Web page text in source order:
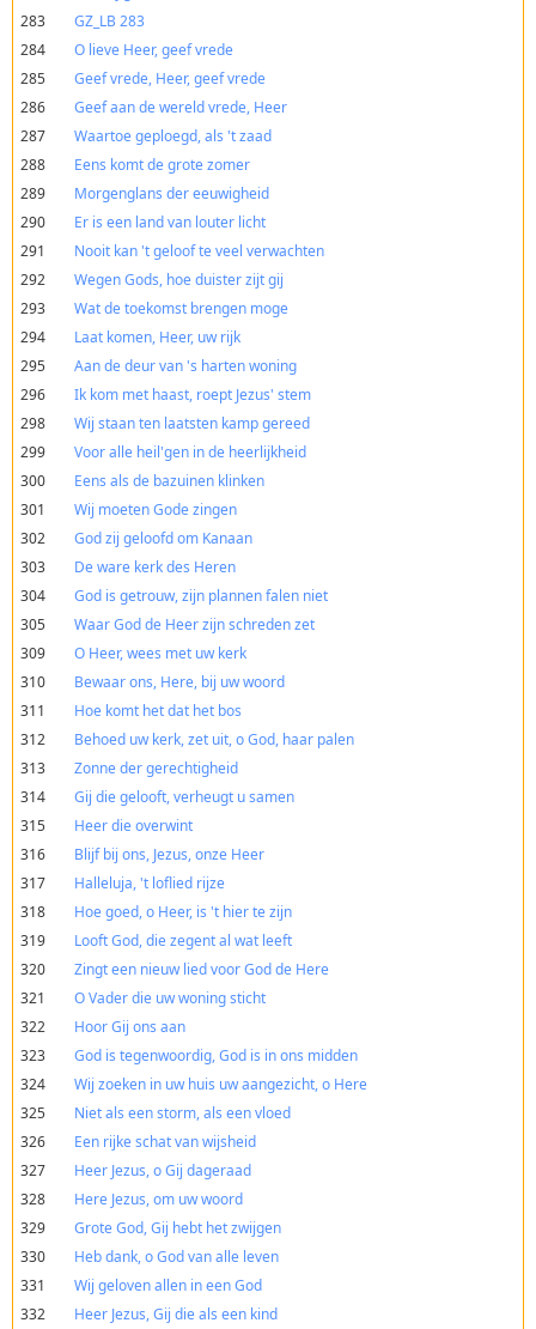
283
GZ_LB 283
284
O lieve Heer, geef vrede
285
Geef vrede, Heer, geef vrede
286
Geef aan de wereld vrede, Heer
287
Waartoe geploegd, als 't zaad
288
Eens komt de grote zomer
289
Morgenglans der eeuwigheid
290
Er is een land van louter licht
291
Nooit kan 't geloof te veel verwachten
292
Wegen Gods, hoe duister zijt gij
293
Wat de toekomst brengen moge
294
Laat komen, Heer, uw rijk
295
Aan de deur van 's harten woning
296
Ik kom met haast, roept Jezus' stem
298
Wij staan ten laatsten kamp gereed
299
Voor alle heil'gen in de heerlijkheid
300
Eens als de bazuinen klinken
301
Wij moeten Gode zingen
302
God zij geloofd om Kanaan
303
De ware kerk des Heren
304
God is getrouw, zijn plannen falen niet
305
Waar God de Heer zijn schreden zet
309
O Heer, wees met uw kerk
310
Bewaar ons, Here, bij uw woord
311
Hoe komt het dat het bos
312
Behoed uw kerk, zet uit, o God, haar palen
313
Zonne der gerechtigheid
314
Gij die gelooft, verheugt u samen
315
Heer die overwint
316
Blijf bij ons, Jezus, onze Heer
317
Halleluja, 't loflied rijze
318
Hoe goed, o Heer, is 't hier te zijn
319
Looft God, die zegent al wat leeft
320
Zingt een nieuw lied voor God de Here
321
O Vader die uw woning sticht
322
Hoor Gij ons aan
323
God is tegenwoordig, God is in ons midden
324
Wij zoeken in uw huis uw aangezicht, o Here
325
Niet als een storm, als een vloed
326
Een rijke schat van wijsheid
327
Heer Jezus, o Gij dageraad
328
Here Jezus, om uw woord
329
Grote God, Gij hebt het zwijgen
330
Heb dank, o God van alle leven
331
Wij geloven allen in een God
332
Heer Jezus, Gij die als een kind